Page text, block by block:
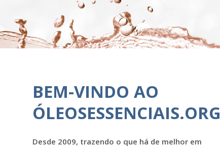
BEM-VINDO AO
ÓLEOSESSENCIAIS.ORG
Desde 2009, trazendo o que há de melhor em